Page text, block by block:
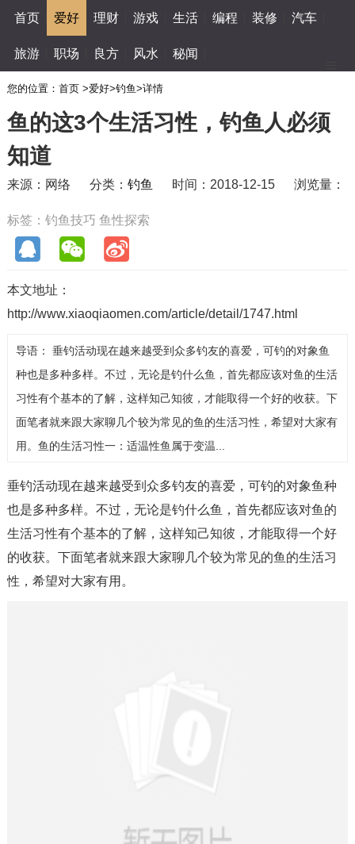
首页 爱好 理财 游戏 生活 编程 装修 汽车
旅游 职场 良方 风水 秘闻
您的位置： 首页 >爱好>钓鱼>详情
鱼的这3个生活习性，钓鱼人必须
知道
来源：网络 分类： 钓鱼 时间：2018-12-15 浏览量：
标签： 钓鱼技巧 鱼性探索
本文地址：
http://www.xiaoqiaomen.com/article/detail/1747.html
导语： 垂钓活动现在越来越受到众多钓友的喜爱，可钓的对象鱼
种也是多种多样。不过，无论是钓什么鱼，首先都应该对鱼的生活
习性有个基本的了解，这样知己知彼，才能取得一个好的收获。下
面笔者就来跟大家聊几个较为常见的鱼的生活习性，希望对大家有
用。鱼的生活习性一：适温性鱼属于变温...
垂钓活动现在越来越受到众多钓友的喜爱，可钓的对象鱼种
也是多种多样。不过，无论是钓什么鱼，首先都应该对鱼的
生活习性有个基本的了解，这样知己知彼，才能取得一个好
的收获。下面笔者就来跟大家聊几个较为常见的鱼的生活习
性，希望对大家有用。